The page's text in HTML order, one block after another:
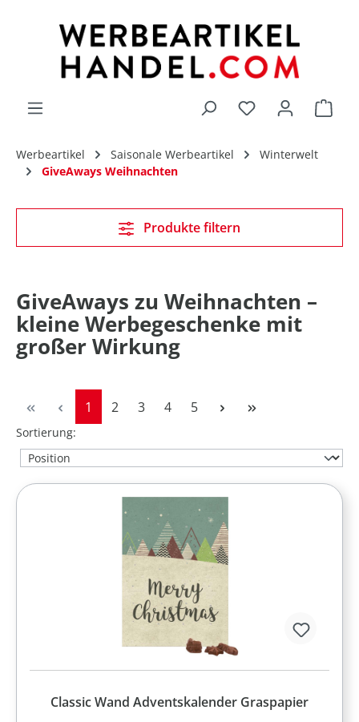
Du hast 0
Werbeartikel Saisonale Werbeartikel
Winterwelt
GiveAways Weihnachten
GiveAways zu Weihnachten –
kleine Werbegeschenke mit
großer Wirkung
Seite
1 Seite
2 Seite
3 Seite
4 Seite
5
Sortierung:
Classic Wand Adventskalender Graspapier
Produkte filtern